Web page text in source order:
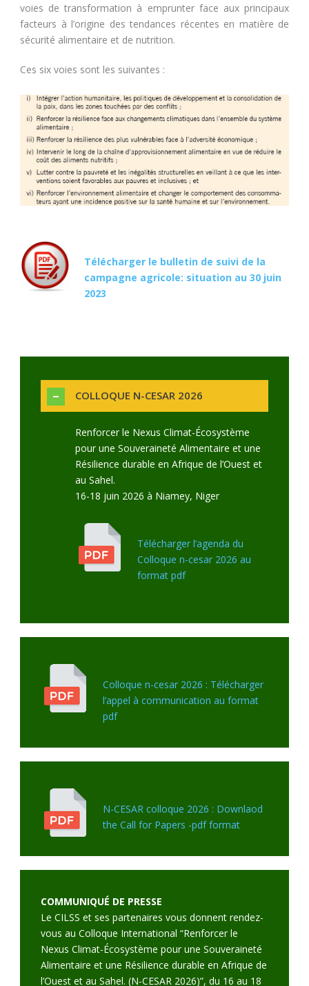
voies de transformation à emprunter face aux principaux
facteurs à l’origine des tendances récentes en matière de
sécurité alimentaire et de nutrition.
Ces six voies sont les suivantes :
Télécharger le bulletin de suivi de la
campagne agricole: situation au 30 juin
2023
COLLOQUE N-CESAR 2026
Renforcer le Nexus Climat-Écosystème
pour une Souveraineté Alimentaire et une
Résilience durable en Afrique de l’Ouest et
au Sahel.
16-18 juin 2026 à Niamey, Niger
Télécharger l’agenda du
Colloque n-cesar 2026 au
format pdf
Colloque n-cesar 2026 : Télécharger
l’appel à communication au format
pdf
N-CESAR colloque 2026 : Downlaod
the Call for Papers -pdf format
COMMUNIQUÉ DE PRESSE
Le CILSS et ses partenaires vous donnent rendez-
vous au Colloque International “Renforcer le
Nexus Climat-Écosystème pour une Souveraineté
Alimentaire et une Résilience durable en Afrique de
l’Ouest et au Sahel. (N-CESAR 2026)”, du 16 au 18